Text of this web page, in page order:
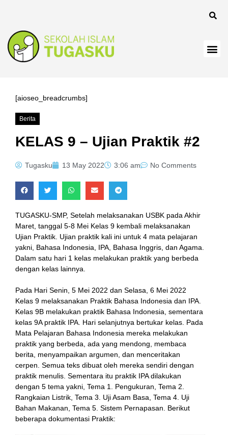
[aioseo_breadcrumbs]
Berita
KELAS 9 – Ujian Praktik #2
Tugasku 13 May 2022 3:06 am No Comments
TUGASKU-SMP, Setelah melaksanakan USBK pada Akhir
Maret, tanggal 5-8 Mei Kelas 9 kembali melaksanakan
Ujian Praktik. Ujian praktik kali ini untuk 4 mata pelajaran
yakni, Bahasa Indonesia, IPA, Bahasa Inggris, dan Agama.
Dalam satu hari 1 kelas melakukan praktik yang berbeda
dengan kelas lainnya.
Pada Hari Senin, 5 Mei 2022 dan Selasa, 6 Mei 2022
Kelas 9 melaksanakan Praktik Bahasa Indonesia dan IPA.
Kelas 9B melakukan praktik Bahasa Indonesia, sementara
kelas 9A praktik IPA. Hari selanjutnya bertukar kelas. Pada
Mata Pelajaran Bahasa Indonesia mereka melakukan
praktik yang berbeda, ada yang mendong, membaca
berita, menyampaikan argumen, dan menceritakan
cerpen. Semua teks dibuat oleh mereka sendiri dengan
praktik menulis. Sementara itu praktik IPA dilakukan
dengan 5 tema yakni, Tema 1. Pengukuran, Tema 2.
Rangkaian Listrik, Tema 3. Uji Asam Basa, Tema 4. Uji
Bahan Makanan, Tema 5. Sistem Pernapasan. Berikut
beberapa dokumentasi Praktik: